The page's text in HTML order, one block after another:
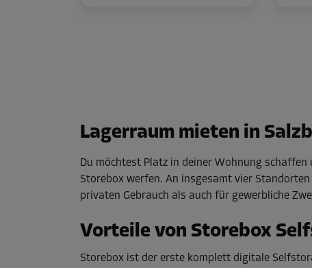
Lagerraum mieten in
Du möchtest Platz in deiner Wohnung
Storebox werfen. An insgesamt vier
privaten Gebrauch als auch für gewerbliche
Vorteile von Storebox
Storebox ist der erste komplett digitale